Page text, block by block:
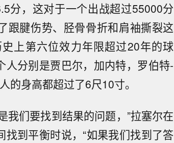
分，这对于一个出战超过55000分
跟腱伤势、胫骨骨折和肩袖撕裂这
上第六位效力年限超过20年的球
人分别是贾巴尔，加内特，罗伯特-
的身高都超过了6尺10寸。
我们要找到结果的问题，”拉塞尔在
到平衡时说，“如果我们找到了答